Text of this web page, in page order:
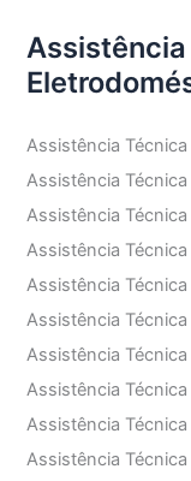
Assistência
Assistência
Assistência
Assistência
Assistência
Assistência
Assistência
Assistência
Assistência
Assistência